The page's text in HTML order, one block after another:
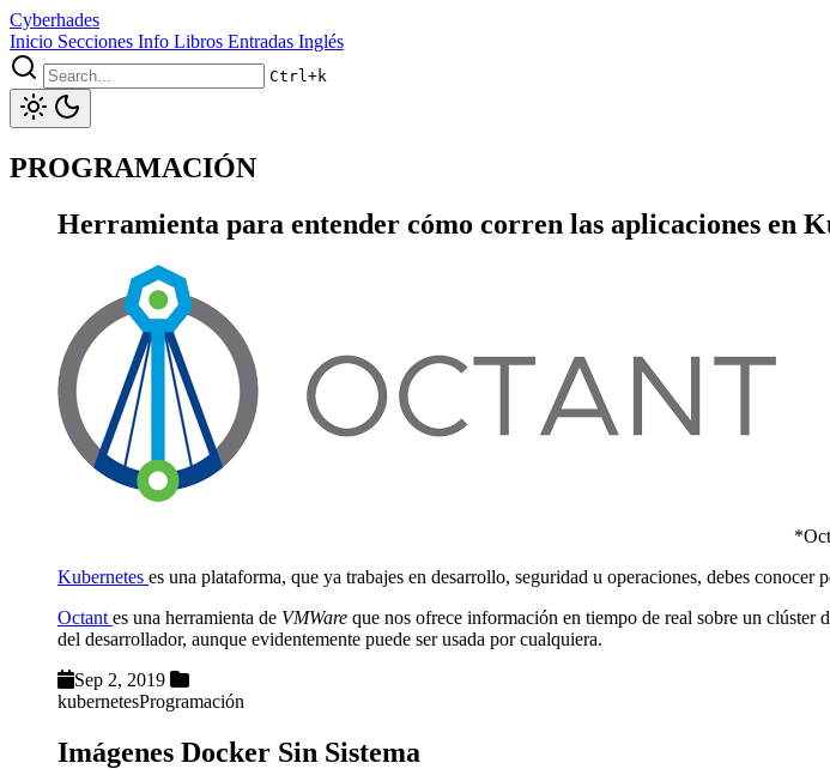
Cyberhades
Inicio Secciones Info Libros Entradas Inglés
Ctrl+k
PROGRAMACIÓN
Herramienta para entender cómo corren las aplicaciones en
Kubernetes es una plataforma, que ya trabajes en desarrollo, seguridad u operaciones, debes
Octant es una herramienta de VMWare que nos ofrece información en tiempo de real sobre un clúster
del desarrollador, aunque evidentemente puede ser usada por cualquiera.
Sep 2, 2019
kubernetesProgramación
Imágenes Docker Sin Sistema